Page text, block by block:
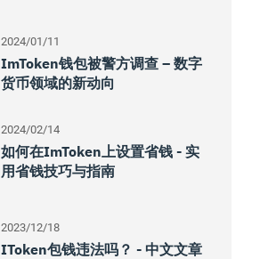
2024/01/11
ImToken钱包被警方调查 – 数字
货币领域的新动向
2024/02/14
如何在imToken上设置省钱 - 实
用省钱技巧与指南
2023/12/18
IToken包钱违法吗？ - 中文文章